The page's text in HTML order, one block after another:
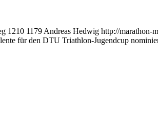
1210 1179 Andreas Hedwig http://marathon-
für den DTU Triathlon-Jugendcup